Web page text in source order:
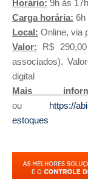
Horário: 9h às 17h
Carga horária: 6h
Local: Online, via
Valor: R$
associados).
digital
Mais
ou
https://
estoques